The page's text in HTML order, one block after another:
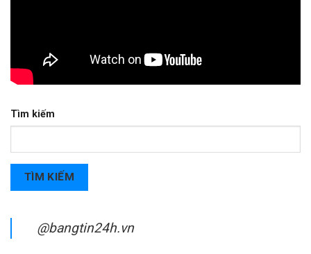
Tìm kiếm
TÌM KIẾM
@bangtin24h.vn